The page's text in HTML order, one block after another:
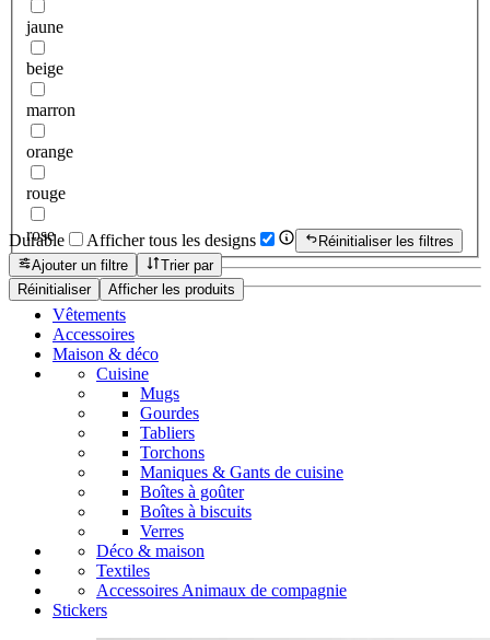
jaune
beige
marron
orange
rouge
rose
Réinitialiser Afficher les produits
Durable Afficher tous les designs
Réinitialiser les filtres
Ajouter un filtre
Trier par
Vêtements
Accessoires
Maison & déco
Cuisine
Mugs
Gourdes
Tabliers
Torchons
Maniques & Gants de cuisine
Boîtes à goûter
Boîtes à biscuits
Verres
Déco & maison
Textiles
Accessoires Animaux de compagnie
Stickers